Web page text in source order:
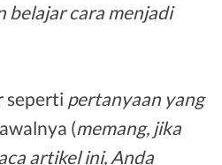
belajar cara menjadi
seperti pertanyaan yang
(memang, jika
artikel ini, Anda